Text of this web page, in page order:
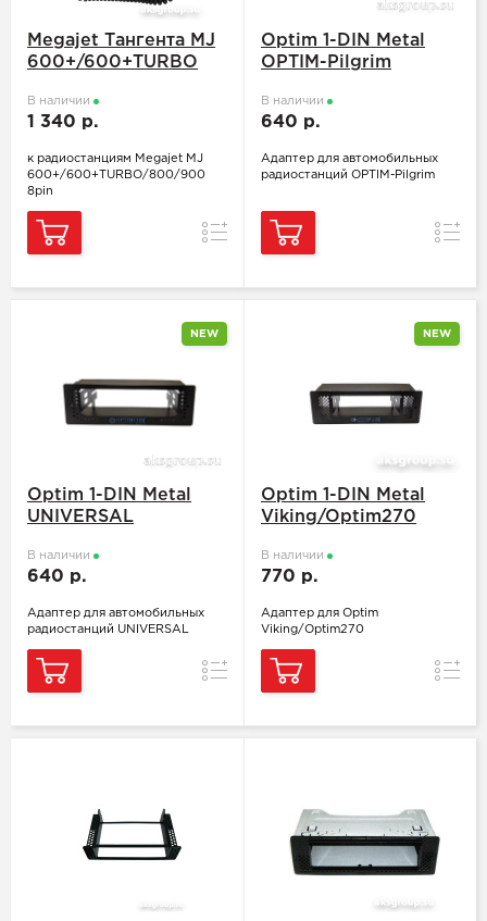
Megajet Тангента MJ
600+/600+TURBO
В наличии
1 340 р.
к радиостанциям Megajet MJ
600+/600+TURBO/800/900
8pin
Сравнение
Optim 1-DIN Metal
OPTIM-Pilgrim
В наличии
640 р.
Адаптер для автомобильных
радиостанций OPTIM-Pilgrim
NEW
Optim 1-DIN Metal
UNIVERSAL
В наличии
640 р.
Адаптер для автомобильных
радиостанций UNIVERSAL
Сравнение
NEW
Optim 1-DIN Metal
Viking/Optim270
В наличии
770 р.
Адаптер для Optim
Viking/Optim270